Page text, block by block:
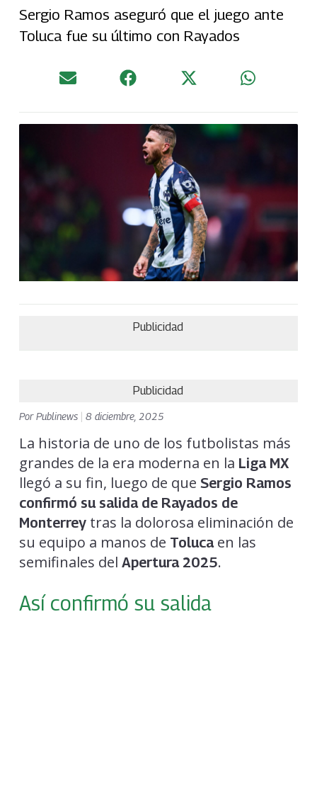
Sergio Ramos aseguró que el juego ante
Toluca fue su último con Rayados
Publicidad
Publicidad
PorPublinews 8 diciembre, 2025
La historia de uno de los futbolistas más
grandes de la era moderna en la Liga MX
llegó a su fin, luego de que Sergio Ramos
confirmó su salida de Rayados de
Monterreytras la dolorosa eliminación de
su equipo a manos de Tolucaen las
semifinales del Apertura 2025.
Así confirmó su salida